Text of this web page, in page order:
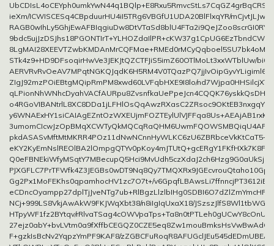
ieXm/ICWISCESq4CBpduurHU4iI5TRg6VBGfU1UDA20BlFlxqYR/
STk4z9+HD9DFsoqirHwVe3JEKJtQZCTFJiS5imZ60OTlMoLt3xxWTblUw/
ZIgJ92mzPOiEBtgMQipRmPM8xwd60LVFqbHXE9I8lo/
Gg2Px1MoFEKhs0qpamhocHV1zc7O7t+/
NCj+999LS8VkjAwAkW9FKJWqXbt38/n8iIgIqUxaX18/
HTpyWF1fz2BYtqv/
F+gzkIsBcNv2YqpzYmPF9KAF8/